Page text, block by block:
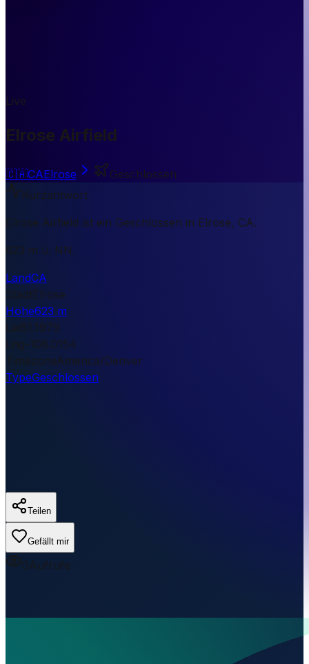
Live
Elrose Airfield
🇨🇦CAElrose
Geschlossen
Kurzantwort
Elrose Airfield ist ein Geschlossen in Elrose, CA.
623 m ü. NN.
LandCA
StadtElrose
Höhe623 m
Lat51.1979
Lng-108.0154
TimezoneAmerica/Denver
TypeGeschlossen
Teilen
Gefällt mir
0Aufrufe